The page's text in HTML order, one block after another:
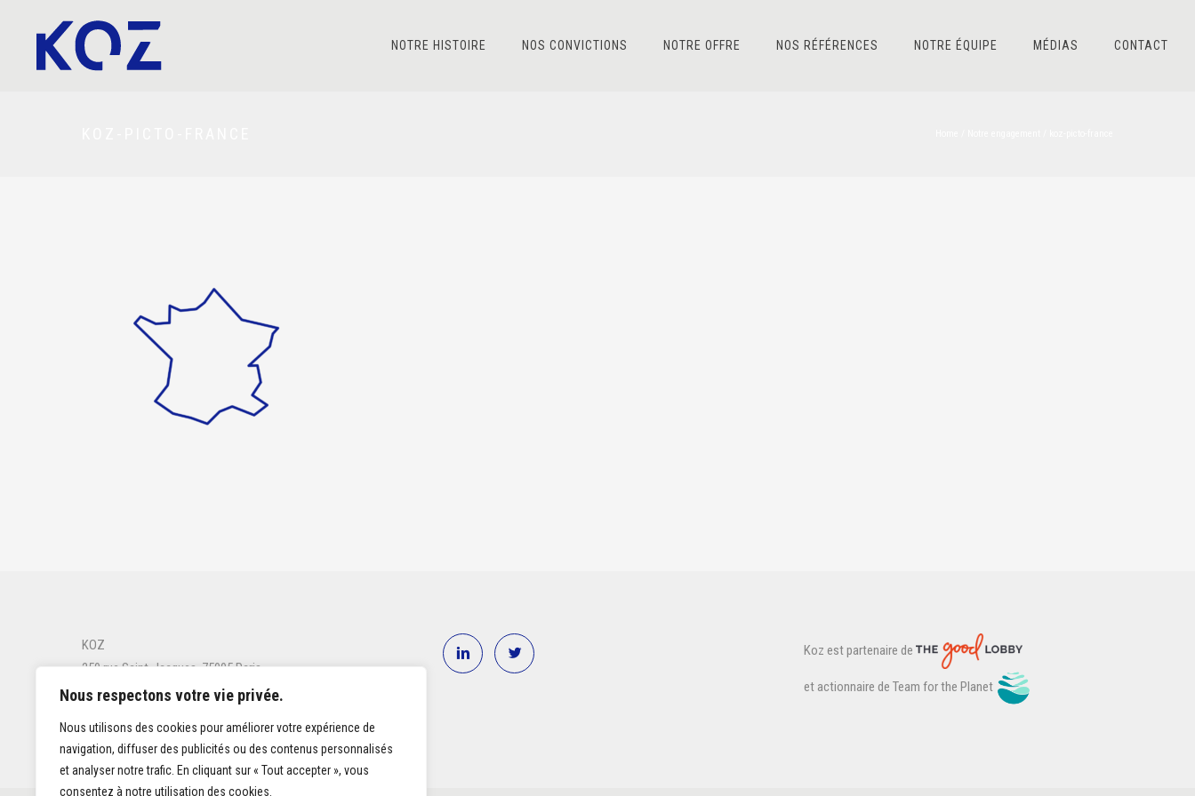
Nous respectons votre vie privée.
Nous utilisons des cookies pour améliorer votre expérience de
navigation, diffuser des publicités ou des contenus personnalisés
et analyser notre trafic. En cliquant sur « Tout accepter », vous
consentez à notre utilisation des cookies.
NOTRE HISTOIRE NOS CONVICTIONS NOTRE OFFRE NOS RÉFÉRENCES NOTRE ÉQUIPE MÉDIAS CONTACT
KOZ
250 rue Saint-Jacques, 75005 Paris
bonjour@koz-conseil.com
Koz est partenaire de
et actionnaire de Team for the Planet